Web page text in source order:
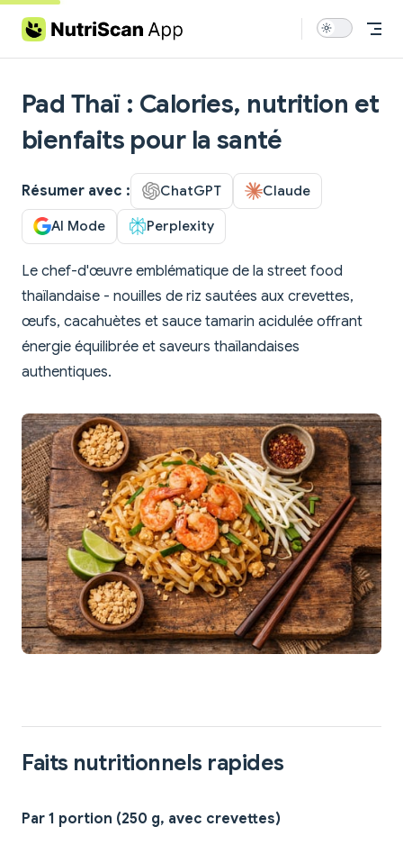
Skip to content
Pad Thaï : Calories, nutrition et
bienfaits pour la santé
Résumer avec : ChatGPT Claude
AI Mode Perplexity
Le chef-d'œuvre emblématique de la street food
thaïlandaise - nouilles de riz sautées aux crevettes,
œufs, cacahuètes et sauce tamarin acidulée offrant
énergie équilibrée et saveurs thaïlandaises
authentiques.
Faits nutritionnels rapides
Par 1 portion (250 g, avec crevettes)